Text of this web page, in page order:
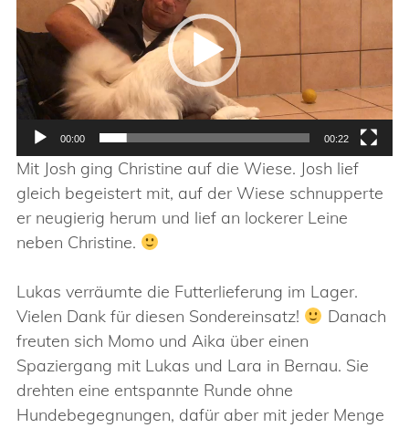
00:00 00:22
Mit Josh ging Christine auf die Wiese. Josh lief
gleich begeistert mit, auf der Wiese schnupperte
er neugierig herum und lief an lockerer Leine
neben Christine.
Lukas verräumte die Futterlieferung im Lager.
Vielen Dank für diesen Sondereinsatz!
Danach
freuten sich Momo und Aika über einen
Spaziergang mit Lukas und Lara in Bernau. Sie
drehten eine entspannte Runde ohne
Hundebegegnungen, dafür aber mit jeder Menge